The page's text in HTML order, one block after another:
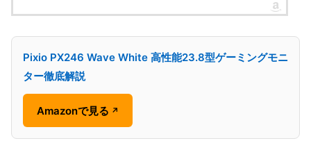
Pixio PX246 Wave White 高性能23.8型ゲーミングモニ
ター徹底解説
Amazonで見る ↗